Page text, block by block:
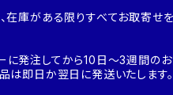
在庫がある限りすべてお取寄せを
発注してから10日～3週間のお
は即日か翌日に発送いたします。